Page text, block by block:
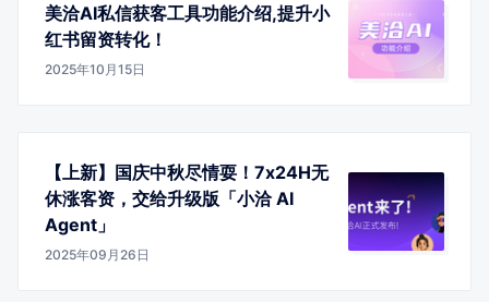
美洽AI私信获客工具功能介绍,提升小
红书留资转化！
2025年10月15日
【上新】国庆中秋尽情耍！7x24H无
休涨客资，交给升级版「小洽 AI
Agent」
2025年09月26日